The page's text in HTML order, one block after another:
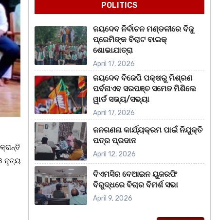
ନୃତ୍ୟ
POLITICS
ଜୟଦେବ ନିର୍ବାଚନ ମଣ୍ଡଳୀରେ ବିଜୁ
ପ୍ରେମିଙ୍କ ବିରାଟ ବାଇକ୍
ଶୋଭାଯାତ୍ରା
April 17, 2026
ଜୟଦେବ ବିଜେପି ପକ୍ଷରୁ ମିଶ୍ରଣ
ପର୍ବନାଏବ ସରପଞ୍ଚ ସମେତ ମିଶିଲେ
ୱାର୍ଡ ସଭ୍ୟ/ସଭ୍ୟା
April 17, 2026
ଜନଗଣନା କାର୍ଯ୍ୟକ୍ରମ ପାଇଁ ନିଯୁକ୍ତି
ପତ୍ର ପ୍ରଦାନ
April 12, 2026
ବିଏମସିର ବେଆଇନ ୟୁଜରଫି
ବିରୁଦ୍ଧରେ ବିଚାର ବିମର୍ଶ ସଭା
April 9, 2026